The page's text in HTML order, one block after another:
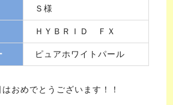
Ｓ様
ＨＹＢＲＩＤ ＦＸ
ピュアホワイトパール
はおめでとうございます！！